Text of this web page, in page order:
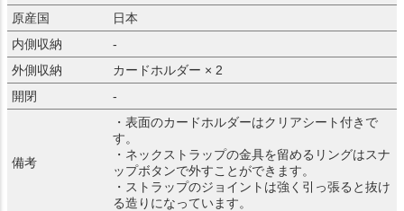
原産国
日本
内側収納
-
外側収納
カードホルダー × 2
開閉
-
備考
・表面のカードホルダーはクリアシート付きで
す。
・ネックストラップの金具を留めるリングはスナ
ップボタンで外すことができます。
・ストラップのジョイントは強く引っ張ると抜け
る造りになっています。